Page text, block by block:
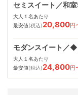
セミスイート／和
大人１名あたり
最安値(税込)20,800円
モダンスイート／
大人１名あたり
最安値(税込)24,800円